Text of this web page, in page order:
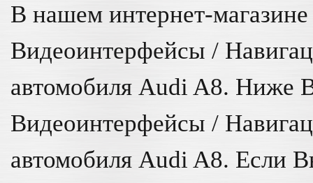
В нашем интернет-
Видеоинтерфейсы /
автомобиля Audi A8. Ниже
Видеоинтерфейсы /
автомобиля Audi A8. Если